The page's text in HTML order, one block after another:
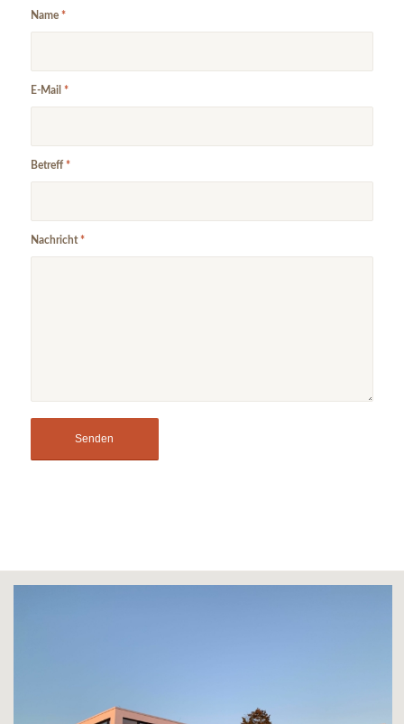
Name *
E-Mail *
Betreff *
Nachricht*